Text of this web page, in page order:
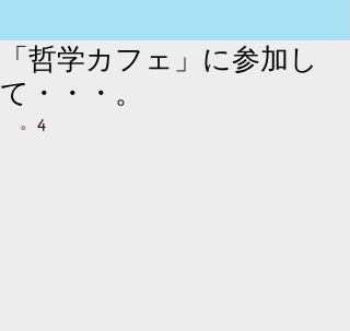
「哲学カフェ」に参加し
て・・・。
。4